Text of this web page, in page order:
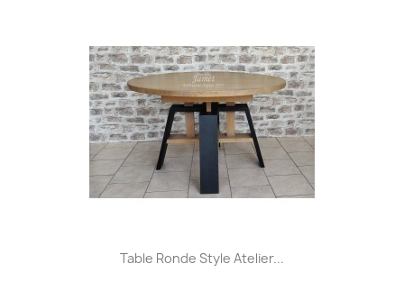
Table Ronde Style Atelier...